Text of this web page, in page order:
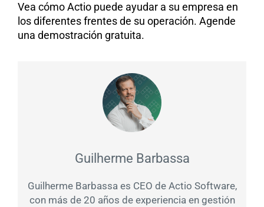
Vea cómo Actio puede ayudar a su empresa en
los diferentes frentes de su operación. Agende
una demostración gratuita.
Guilherme Barbassa
Guilherme Barbassa es CEO de Actio Software,
con más de 20 años de experiencia en gestión